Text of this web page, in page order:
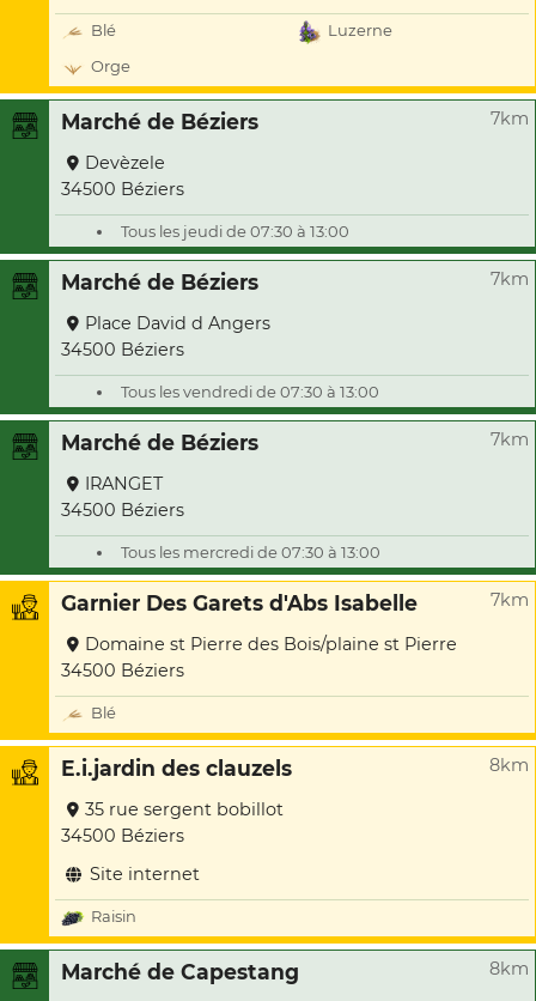
Blé
Luzerne
Orge
Marché de Béziers 7km
Devèzele
34500 Béziers
Tous les jeudi de 07:30 à 13:00
Marché de Béziers 7km
Place David d Angers
34500 Béziers
Tous les vendredi de 07:30 à 13:00
Marché de Béziers 7km
IRANGET
34500 Béziers
Tous les mercredi de 07:30 à 13:00
Garnier Des Garets d'Abs Isabelle 7km
Domaine st Pierre des Bois/plaine st Pierre
34500 Béziers
Blé
E.i.jardin des clauzels 8km
35 rue sergent bobillot
34500 Béziers
Site internet
Raisin
Marché de Capestang 8km